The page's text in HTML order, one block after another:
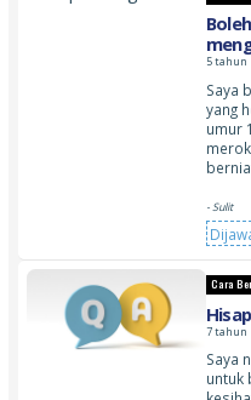
5 tahun
Saya
yang
umur
- Sulit
Cara
7 tahun
Saya
untuk